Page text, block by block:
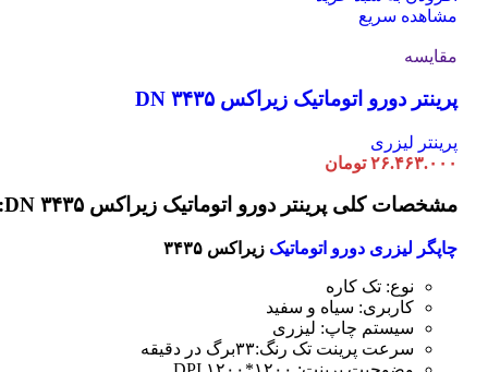
مشاهده سریع
مقایسه
پرینتر دورو اتوماتیک زیراکس DN ۳۴۳۵
پرینتر لیزری
۲۶.۴۶۳.۰۰۰ تومان
مشخصات کلی پرینتر دورو اتوماتیک زیراکس DN ۳۴۳۵:
چاپگر لیزری دورو اتوماتیک زیراکس ۳۴۳۵
نوع: تک کاره
کاربری: سیاه و سفید
سیستم چاپ: لیزری
سرعت پرینت تک رنگ:۳۳برگ در دقیقه